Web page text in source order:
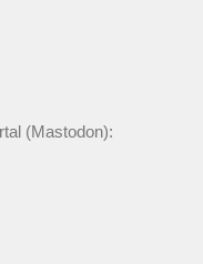
(Mastodon):